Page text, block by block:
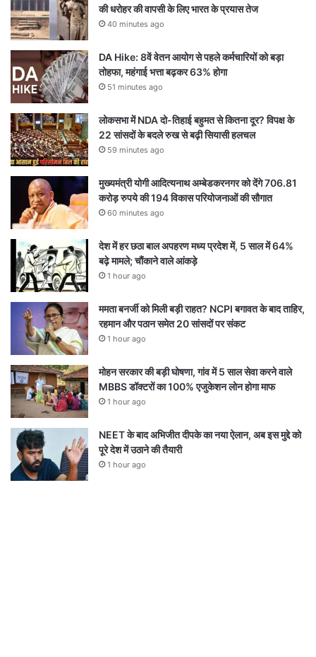
की धरोहर की वापसी के लिए भारत के प्रयास तेज
40 minutes ago
DA Hike: 8वें वेतन आयोग से पहले कर्मचारियों को बड़ा
तोहफा, महंगाई भत्ता बढ़कर 63% होगा
51 minutes ago
लोकसभा में NDA दो-तिहाई बहुमत से कितना दूर? विपक्ष के
22 सांसदों के बदले रुख से बढ़ी सियासी हलचल
59 minutes ago
मुख्यमंत्री योगी आदित्यनाथ अम्बेडकरनगर को देंगे 706.81
करोड़ रुपये की 194 विकास परियोजनाओं की सौगात
60 minutes ago
देश में हर छठा बाल अपहरण मध्य प्रदेश में, 5 साल में 64%
बढ़े मामले; चौंकाने वाले आंकड़े
1 hour ago
ममता बनर्जी को मिली बड़ी राहत? NCPI बगावत के बाद ताहिर,
रहमान और पठान समेत 20 सांसदों पर संकट
1 hour ago
मोहन सरकार की बड़ी घोषणा, गांव में 5 साल सेवा करने वाले
MBBS डॉक्टरों का 100% एजुकेशन लोन होगा माफ
1 hour ago
NEET के बाद अभिजीत दीपके का नया ऐलान, अब इस मुद्दे को
पूरे देश में उठाने की तैयारी
1 hour ago